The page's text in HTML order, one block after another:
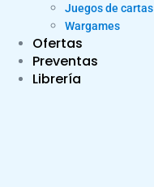
Juegos de cartas
Wargames
Ofertas
Preventas
Librería